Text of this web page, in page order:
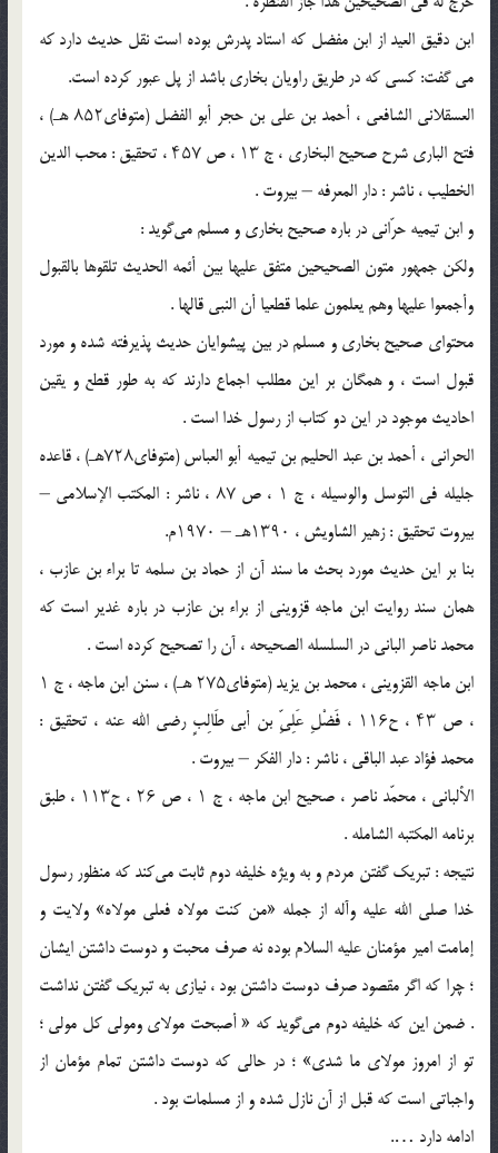
ابن دقیق العید از ابن مفضل که استاد پدرش بوده است نقل حدیث دارد که
می گفت: کسی که در طریق راویان بخاری باشد از پل عبور کرده است.
العسقلانی الشافعی ، أحمد بن علی بن حجر أبو الفضل (متوفای۸۵۲ هـ) ،
فتح الباری شرح صحیح البخاری ، ج ۱۳ ، ص ۴۵۷ ، تحقیق : محب الدین
الخطیب ، ناشر : دار المعرفه – بیروت .
و ابن تیمیه حرّانی در باره صحیح بخاری و مسلم می‌گوید :
ولکن جمهور متون الصحیحین متفق علیها بین أئمه الحدیث تلقوها بالقبول
وأجمعوا علیها وهم یعلمون علما قطعیا أن النبى قالها .
محتوای صحیح بخاری و مسلم در بین پیشوایان حدیث پذیرفته شده و مورد
قبول است ، و همگان بر این مطلب اجماع دارند که به طور قطع و یقین
احادیث موجود در این دو کتاب از رسول خدا است .
الحرانی ، أحمد بن عبد الحلیم بن تیمیه أبو العباس (متوفای۷۲۸هـ) ، قاعده
جلیله فی التوسل والوسیله ، ج ۱ ، ص ۸۷ ، ناشر : المکتب الإسلامی –
بیروت تحقیق : زهیر الشاویش ، ۱۳۹۰هـ – ۱۹۷۰م.
بنا بر این حدیث مورد بحث ما سند آن از حماد بن سلمه تا براء بن عازب ،
همان سند روایت ابن ماجه قزوینی از براء بن عازب در باره غدیر است که
محمد ناصر البانی در السلسله الصحیحه ، آن را تصحیح کرده است .
ابن ماجه القزوینی ، محمد بن یزید (متوفای۲۷۵ هـ) ، سنن ابن ماجه ، ج ۱
، ص ۴۳ ، ح۱۱۶ ، فَضْلِ عَلِیِّ بن أبی طَالِبٍ رضی الله عنه ، تحقیق :
محمد فؤاد عبد الباقی ، ناشر : دار الفکر – بیروت .
الألبانی ، محمّد ناصر ، صحیح ابن ماجه ، ج ۱ ، ص ۲۶ ، ح۱۱۳ ، طبق
برنامه المکتبه‌ الشامله .
نتیجه : تبریک گفتن مردم و به ویژه خلیفه دوم ثابت می‌کند که منظور رسول
خدا صلی الله علیه وآله از جمله «من کنت مولاه فعلی مولاه» ولایت و
إمامت امیر مؤمنان علیه السلام بوده نه صرف محبت و دوست داشتن ایشان
؛ چرا که اگر مقصود صرف دوست داشتن بود ، نیازی به تبریک گفتن نداشت
. ضمن این که خلیفه دوم می‌گوید که « أصبحت مولای ومولى کل مولى ؛
تو از امروز مولای ما شدی» ؛ در حالی که دوست داشتن تمام مؤمان از
واجباتی است که قبل از آن نازل شده و از مسلمات بود .
ادامه دارد ….